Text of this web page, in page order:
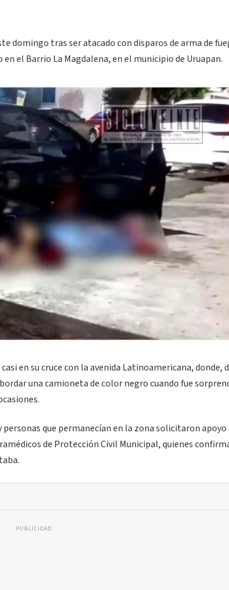
domingo tras ser atacado con disparos de arma de
el Barrio La Magdalena, en el municipio de Uruapan.
en su cruce con la avenida Latinoamericana, donde,
una camioneta de color negro cuando fue
que permanecían en la zona solicitaron apoyo
de Protección Civil Municipal, quienes
PUBLICIDAD